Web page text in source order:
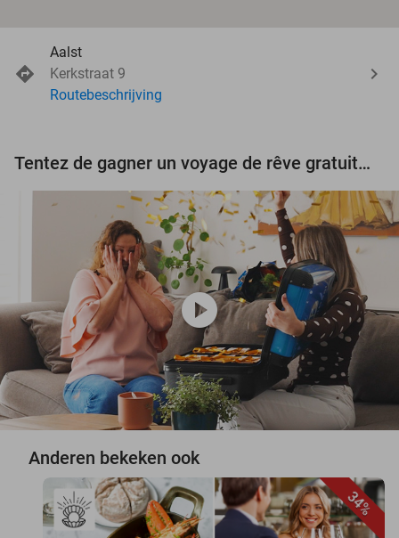
Aalst
Kerkstraat 9
Routebeschrijving
Tentez de gagner un voyage de rêve gratuit d'une valeur de 3.000 € !
play_circle
Anderen bekeken ook
34%